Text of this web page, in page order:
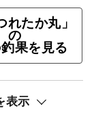
れたか丸」
の
果を見る
表示